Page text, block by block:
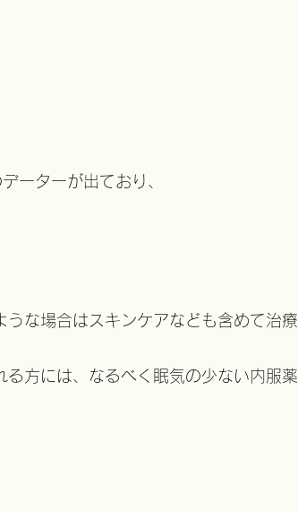
ーターが出ており、
な場合はスキンケアなども含めて治療
方には、なるべく眠気の少ない内服薬